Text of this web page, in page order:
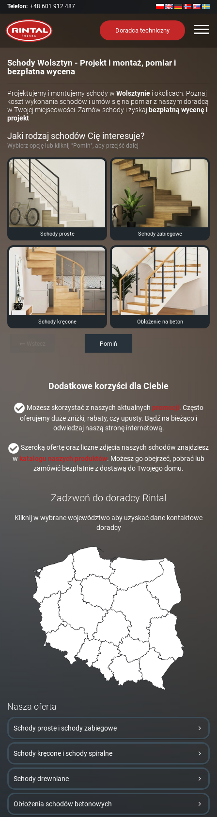
Telefon: +48 601 912 487
Doradca techniczny
Schody Wolsztyn - Projekt i montaż, pomiar i
bezpłatna wycena
Projektujemy i montujemy schody w Wolsztynie i okolicach. Poznaj
koszt wykonania schodów i umów się na pomiar z naszym doradcą
w Twojej miejscowości. Zamów schody i zyskaj bezpłatną wycenę i
projekt
Jaki rodzaj schodów Cię interesuje?
Wybierz opcję lub kliknij "Pomiń", aby przejść dalej
Schody proste Schody zabiegowe
Schody kręcone Obłożenie na beton
Pomiń
Dodatkowe korzyści dla Ciebie
Możesz skorzystać z naszych aktualnych promocji. Często
oferujemy duże zniżki, rabaty, czy upusty. Bądź na bieżąco i
odwiedzaj naszą stronę internetową.
Szeroką ofertę oraz liczne zdjęcia naszych schodów znajdziesz
w katalogu naszych produktów. Możesz go obejrzeć, pobrać lub
zamówić bezpłatnie z dostawą do Twojego domu.
Zadzwoń do doradcy Rintal
Kliknij w wybrane województwo aby uzyskać dane kontaktowe
doradcy
Nasza oferta
Schody proste i schody zabiegowe
Schody kręcone i schody spiralne
Schody drewniane
Obłożenia schodów betonowych